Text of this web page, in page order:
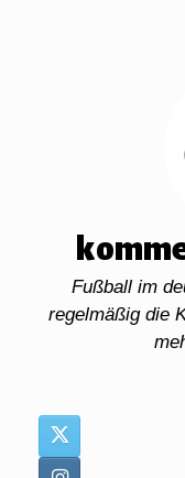
Fußball im
regelmäßig die